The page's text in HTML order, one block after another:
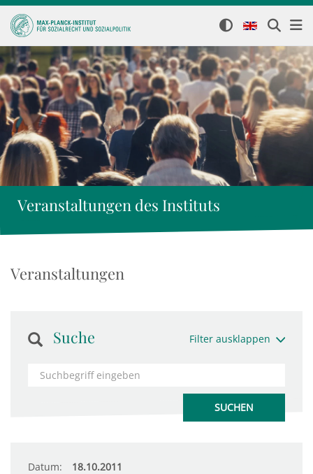
Veranstaltungen des Instituts
Veranstaltungen
Suche Filter ausklappen
Datum: 18.10.2011